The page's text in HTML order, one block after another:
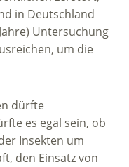
in Deutschland
Untersuchung
um die
dürfte
es egal sein, ob
Insekten um
den Einsatz von